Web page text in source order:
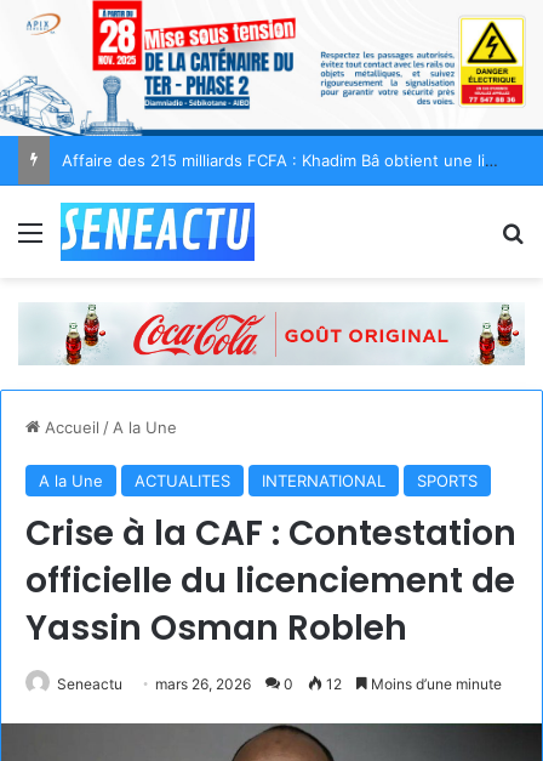
Insécurité alimentaire : 92 976 ménages recevront 135 000 FCFA dans le cadre du plan d’urgence de l’État
Menu
Accueil / A la Une
A la Une ACTUALITES INTERNATIONAL SPORTS
Crise à la CAF : Contestation
officielle du licenciement de
Yassin Osman Robleh
Seneactu mars 26, 2026 0 12 Moins d’une minute